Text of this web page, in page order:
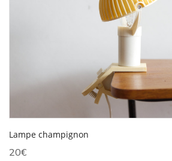
Lampe champignon
20€